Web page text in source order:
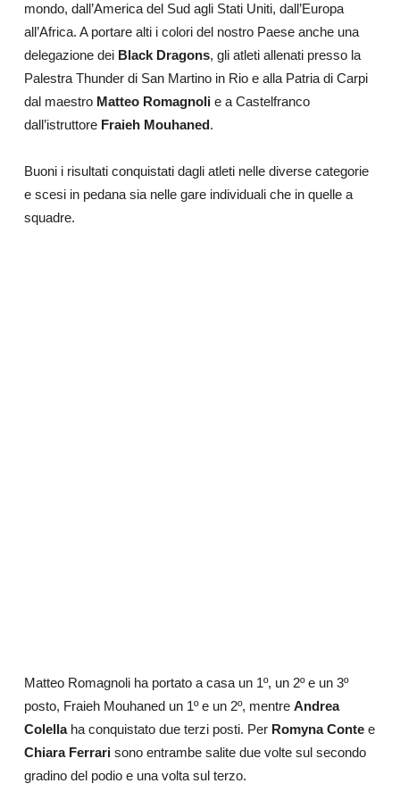
mondo, dall’America del Sud agli Stati Uniti, dall’Europa
all’Africa. A portare alti i colori del nostro Paese anche una
delegazione dei Black Dragons, gli atleti allenati presso la
Palestra Thunder di San Martino in Rio e alla Patria di Carpi
dal maestro Matteo Romagnolie aCastelfranco
dall’istruttore Fraieh Mouhaned.
Buoni i risultati conquistati dagli atleti nelle diverse categorie
e scesi in pedana sia nelle gare individuali che in quelle a
squadre.
Matteo Romagnoli ha portato a casa un 1º, un 2º e un 3º
posto, Fraieh Mouhaned un 1º e un 2º, mentre Andrea
Colella ha conquistato due terzi posti. Per Romyna Conte e
Chiara Ferrari sono entrambe salite due volte sul secondo
gradino del podio e una volta sul terzo.